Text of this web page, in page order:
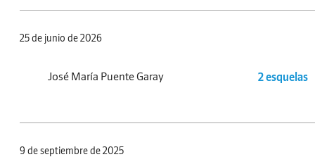
25 de junio de 2026
José María Puente Garay 2 esquelas
9 de septiembre de 2025